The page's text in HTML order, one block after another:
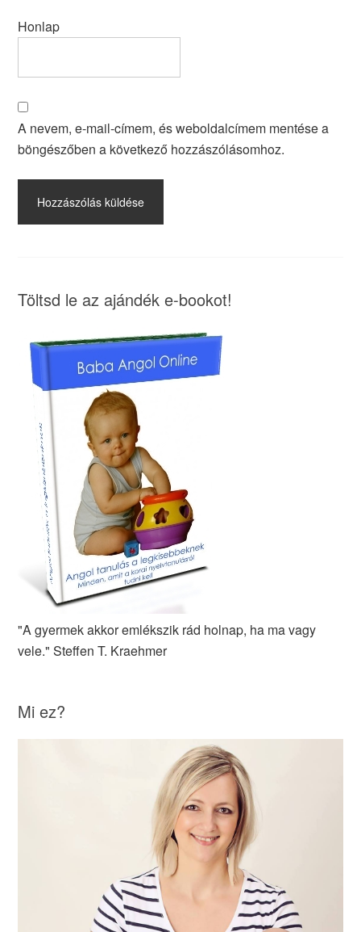
Honlap
A nevem, e-mail-címem, és weboldalcímem mentése a
böngészőben a következő hozzászólásomhoz.
Töltsd le az ajándék e-bookot!
"A gyermek akkor emlékszik rád holnap, ha ma vagy
vele." Steffen T. Kraehmer
Mi ez?